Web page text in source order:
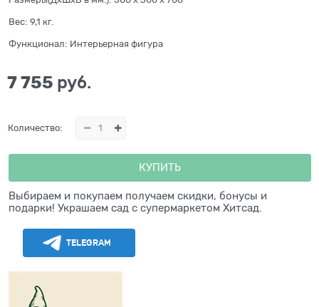
Вес: 9,1 кг.
Функционал: Интерьерная фигура
7 755 руб.
Количество:
КУПИТЬ
Выбираем и покупаем получаем скидки, бонусы и
подарки! Украшаем сад с супермаркетом Хитсад.
TELEGRAM